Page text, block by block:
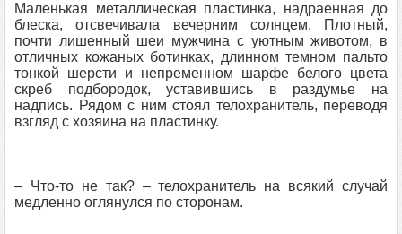
Маленькая металлическая пластинка, надраенная до
блеска, отсвечивала вечерним солнцем. Плотный,
почти лишенный шеи мужчина с уютным животом, в
отличных кожаных ботинках, длинном темном пальто
тонкой шерсти и непременном шарфе белого цвета
скреб подбородок, уставившись в раздумье на
надпись. Рядом с ним стоял телохранитель, переводя
взгляд с хозяина на пластинку.
– Что-то не так? – телохранитель на всякий случай
медленно оглянулся по сторонам.